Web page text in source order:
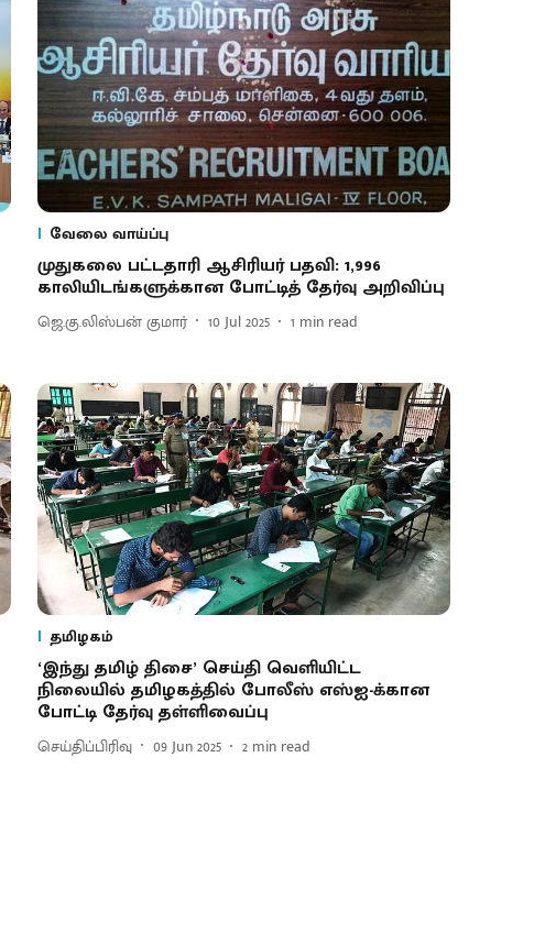
வேலை வாய்ப்பு
முதுகலை பட்டதாரி ஆசிரியர் பதவி: 1,996
காலியிடங்களுக்கான போட்டித் தேர்வு அறிவிப்பு
ஜெ.கு.லிஸ்பன் குமார் 10 Jul 2025 1 min read
தமிழகம்
‘இந்து தமிழ் திசை’ செய்தி வெளியிட்ட
நிலையில் தமிழகத்தில் போலீஸ் எஸ்ஐ-க்கான
போட்டி தேர்வு தள்ளிவைப்பு
செய்திப்பிரிவு 09 Jun 2025 2 min read